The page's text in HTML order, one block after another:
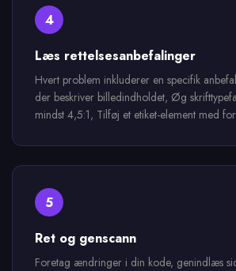
4
Læs rettelsesanbefalinger
Hvert problem inkluderer en specifik
der beskriver billedindholdet, Øg
mindst 4,5:1, Tilføj et etiket-element med
5
Ret og genscann
Foretag ændringer i din kode, genindlæs